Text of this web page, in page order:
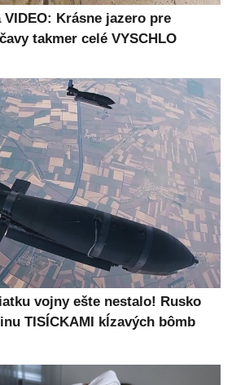
VIDEO: Krásne jazero pre
takmer celé VYSCHLO
vojny ešte nestalo! Rusko
TISÍCKAMI kĺzavých bômb